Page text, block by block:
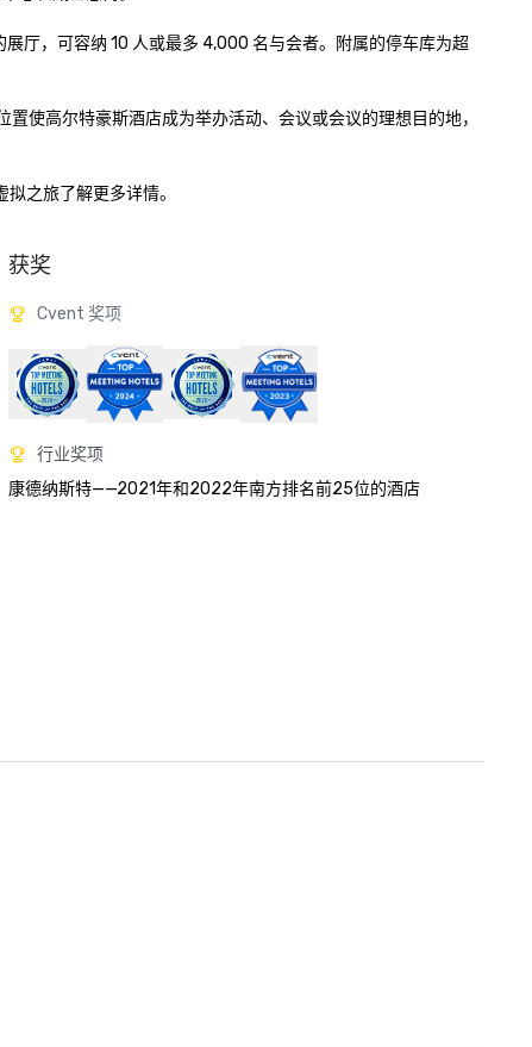
厅，可容纳 10 人或最多 4,000 名与会者。附属的停车库为超
使高尔特豪斯酒店成为举办活动、会议或会议的理想目的地，
之旅了解更多详情。
获奖
Cvent 奖项
行业奖项
康德纳斯特——2021年和2022年南方排名前25位的酒店